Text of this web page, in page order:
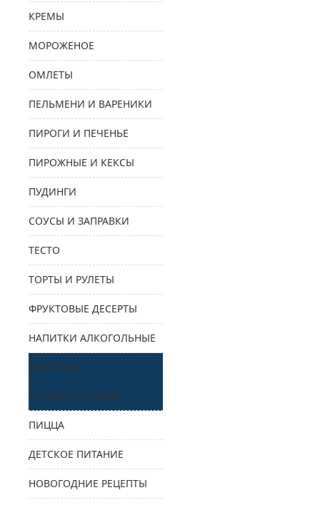
КРЕМЫ
МОРОЖЕНОЕ
ОМЛЕТЫ
ПЕЛЬМЕНИ И ВАРЕНИКИ
ПИРОГИ И ПЕЧЕНЬЕ
ПИРОЖНЫЕ И КЕКСЫ
ПУДИНГИ
СОУСЫ И ЗАПРАВКИ
ТЕСТО
ТОРТЫ И РУЛЕТЫ
ФРУКТОВЫЕ ДЕСЕРТЫ
НАПИТКИ АЛКОГОЛЬНЫЕ
НАПИТКИ
БЕЗАЛКОГОЛЬНЫЕ
ПИЦЦА
ДЕТСКОЕ ПИТАНИЕ
НОВОГОДНИЕ РЕЦЕПТЫ